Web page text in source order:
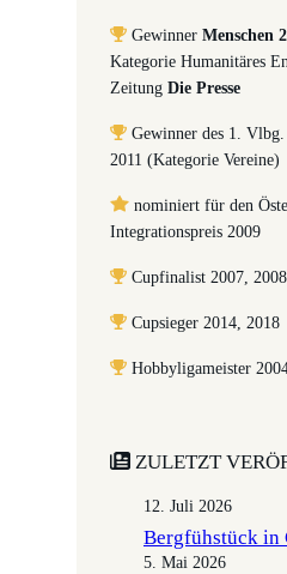
Gewinner Menschen
Kategorie Humanitäres
Zeitung Die Presse
Gewinner des 1. Vlbg.
2011 (Kategorie Vereine)
nominiert für den
Integrationspreis 2009
Cupfinalist 2007,
Cupsieger 2014, 2018
Hobbyligameister
ZULETZT
12. Juli 2026
Bergfühstück in
5. Mai 2026